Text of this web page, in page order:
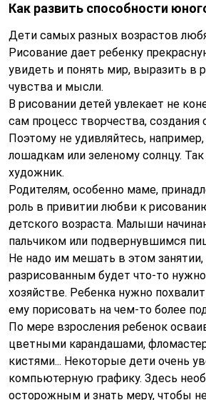
Как развить способности
Дети самых разных возрастов
Рисование дает ребенку
увидеть и понять мир, выразить в
чувства и мысли.
В рисовании детей увлекает не
сам процесс творчества, создания
Поэтому не удивляйтесь,
лошадкам или зеленому солнцу.
художник.
Родителям, особенно маме,
роль в привитии любви к
детского возраста. Малыши
пальчиком или подвернувшимся
Не надо им мешать в этом
разрисованным будет что-то
хозяйстве. Ребенка нужно
ему порисовать на чем-то более
По мере взросления ребенок
цветными карандашами,
кистями... Некоторые дети очень
компьютерную графику. Здесь
осторожным и знать меру, чтобы